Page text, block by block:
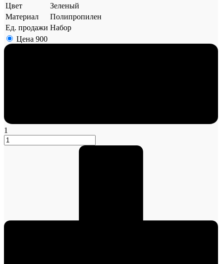
Цвет
Зеленый
Материал
Полипропилен
Ед. продажи Набор
Цена 900
1